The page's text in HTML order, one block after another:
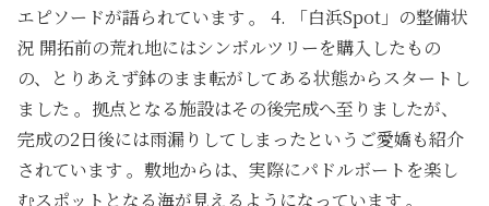
エピソードが語られています 。 4. 「白浜Spot」の整備状
況 開拓前の荒れ地にはシンボルツリーを購入したもの
の、とりあえず鉢のまま転がしてある状態からスタートし
ました 。拠点となる施設はその後完成へ至りましたが、
完成の2日後には雨漏りしてしまったというご愛嬌も紹介
されています 。敷地からは、実際にパドルボートを楽し
むスポットとなる海が見えるようになっています 。